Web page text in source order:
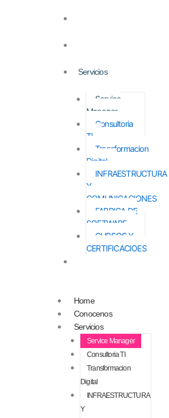
Servicios
Service
Manager
Consultoria
TI
Transformacion
Digital
INFRAESTRUCTURA
Y
COMUNICACIONES
FABRICA DE
SOFTWARE
CURSOS Y
CERTIFICACIOES
Home
Conocenos
Servicios
Service Manager
Consultoria TI
Transformacion
Digital
INFRAESTRUCTURA
Y